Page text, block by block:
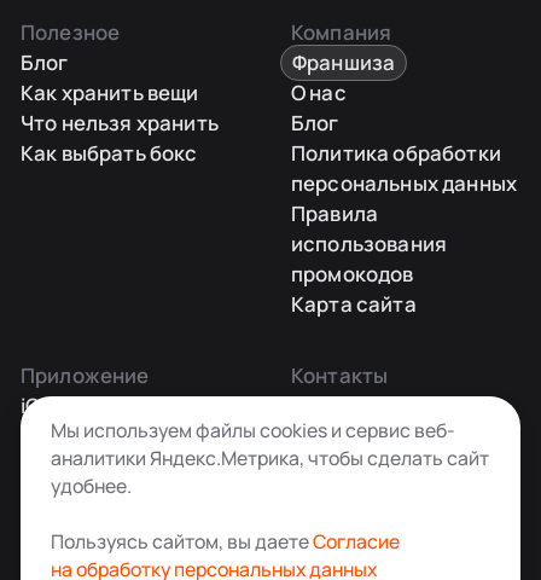
Полезное
Блог
Как хранить вещи
Что нельзя хранить
Как выбрать бокс
Компания
Франшиза
О нас
Блог
Политика обработки
персональных данных
Правила
использования
промокодов
Карта сайта
Приложение
iOS
Android
Контакты
Заказать звонок
+7 495 181-55-45
info@kladovkin.ru
Мы используем файлы cookies и сервис веб-
аналитики Яндекс.Метрика, чтобы сделать сайт
удобнее.
Пользуясь сайтом, вы даетеСогласие
на обработку персональных данных